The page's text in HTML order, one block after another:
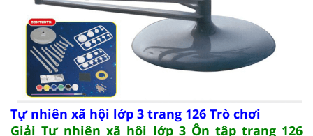
Tự nhiên xã hội lớp 3 trang 126 Trò chơi
Giải Tự nhiên xã hội lớp 3 Ôn tập trang 126